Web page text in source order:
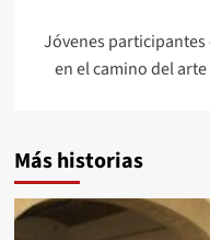
Jóvenes
en el camino del
Más historias